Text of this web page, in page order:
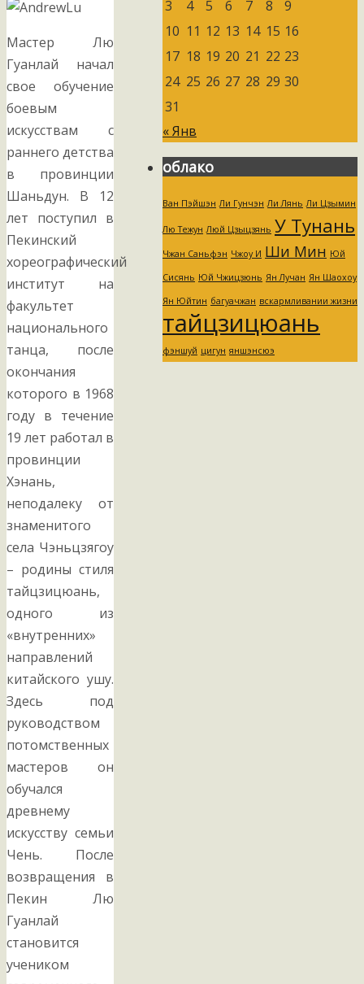
Мастер Лю
Гуанлай начал
свое обучение
боевым
искусствам с
раннего детства
в провинции
Шаньдун. В 12
лет поступил в
Пекинский
хореографический
институт на
факультет
национального
танца, после
окончания
которого в 1968
году в течение
19 лет работал в
провинции
Хэнань,
неподалеку от
знаменитого
села Чэньцзягоу
– родины стиля
тайцзицюань,
одного из
«внутренних»
направлений
китайского ушу.
Здесь под
руководством
потомственных
мастеров он
обучался
древнему
искусству семьи
Чень. После
возвращения в
Пекин Лю
Гуанлай
становится
учеником
3 4 5 6 7 8
9
10 11 12 13 14 15 16
17 18 19 20 21 22 23
24 25 26 27 28 29 30
31
« Янв
облако
Ван Пэйшэн Ли Гунчэн Ли Лянь Ли Цзымин
Лю Тежун Люй Цзыцзянь У Тунань
Чжан Саньфэн Чжоу И Ши Мин Юй
Сисянь Юй Чжицзюнь Ян Лучан Ян Шаохоу
Ян Юйтин багуачжан вскармливании жизни
тайцзицюань
фэншуй цигун яншэнсюэ